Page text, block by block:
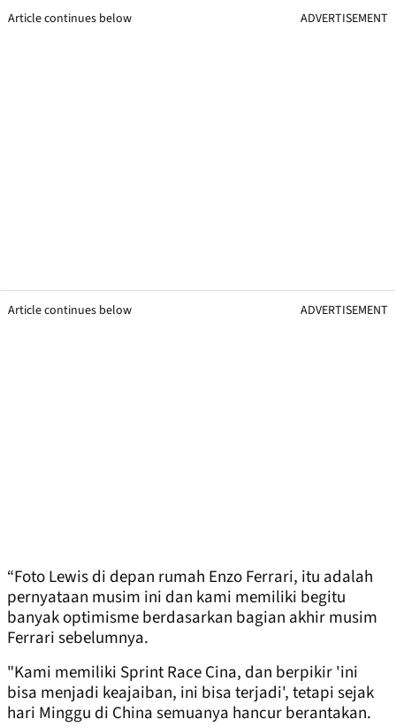
Article continues below ADVERTISEMENT
Article continues below ADVERTISEMENT
“Foto Lewis di depan rumah Enzo Ferrari, itu adalah
pernyataan musim ini dan kami memiliki begitu
banyak optimisme berdasarkan bagian akhir musim
Ferrari sebelumnya.
"Kami memiliki Sprint Race Cina, dan berpikir 'ini
bisa menjadi keajaiban, ini bisa terjadi', tetapi sejak
hari Minggu di China semuanya hancur berantakan.